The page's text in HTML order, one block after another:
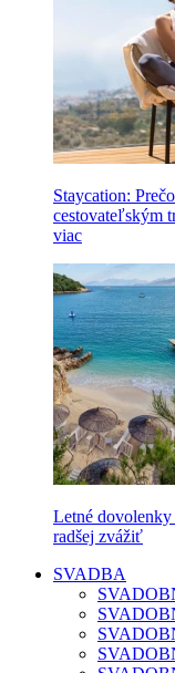
Staycation:
cestovateľským
viac
Letné
radšej zvážiť
SVADBA